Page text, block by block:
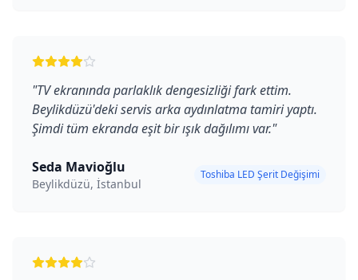
"TV ekranında parlaklık dengesizliği fark ettim.
Beylikdüzü'deki servis arka aydınlatma tamiri yaptı.
Şimdi tüm ekranda eşit bir ışık dağılımı var."
Seda Mavioğlu
Beylikdüzü, İstanbul
Toshiba LED Şerit Değişimi